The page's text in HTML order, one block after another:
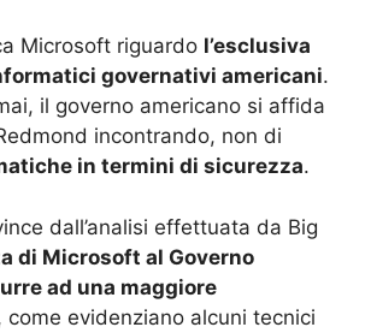
Microsoft riguardo l’esclusiva
governativi americani.
il governo americano si affida
incontrando, non di
in termini di sicurezza.
dall’analisi effettuata da Big
di Microsoft al Governo
ad una maggiore
come evidenziano alcuni tecnici